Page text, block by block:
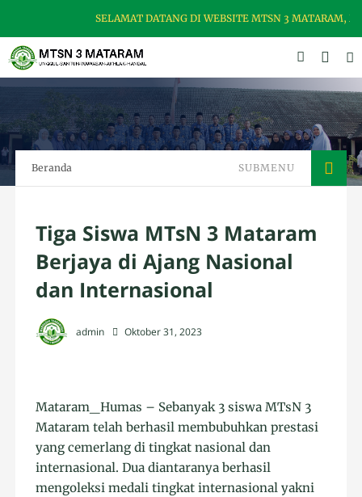
SELAMAT DATANG DI WEBSITE MTSN 3 MATARAM,
Beranda SUBMENU
Tiga Siswa MTsN 3 Mataram
Berjaya di Ajang Nasional
dan Internasional
admin Oktober 31, 2023
Mataram_Humas – Sebanyak 3 siswa MTsN 3
Mataram telah berhasil membubuhkan prestasi
yang cemerlang di tingkat nasional dan
internasional. Dua diantaranya berhasil
mengoleksi medali tingkat internasional yakni